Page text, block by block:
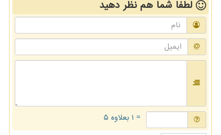
لطفا شما همنظر دهید
= ۱ بعلاوه ۵